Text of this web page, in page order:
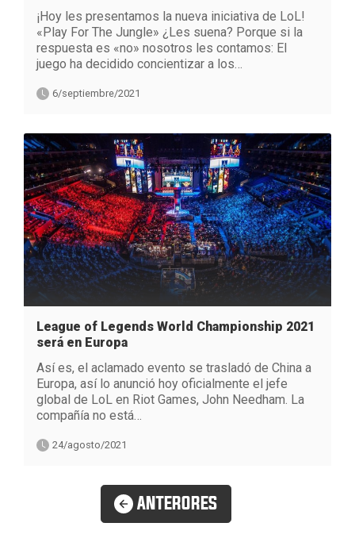
¡Hoy les presentamos la nueva iniciativa de LoL!
«Play For The Jungle» ¿Les suena? Porque si la
respuesta es «no» nosotros les contamos: El
juego ha decidido concientizar a los…
6/septiembre/2021
League of Legends World Championship 2021
será en Europa
Así es, el aclamado evento se trasladó de China a
Europa, así lo anunció hoy oficialmente el jefe
global de LoL en Riot Games, John Needham. La
compañía no está…
24/agosto/2021
ANTERORES